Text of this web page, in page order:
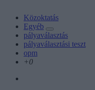
Közoktatás
Egyéb
pályaválasztás
pályaválasztási teszt
opm
+0